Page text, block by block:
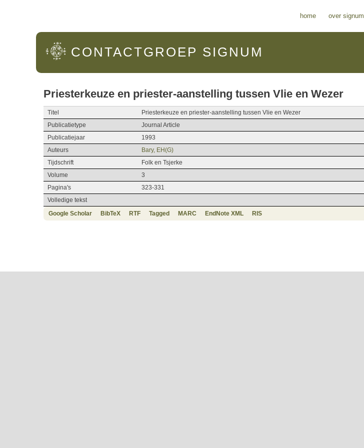
home over signum
CONTACTGROEP SIGNUM
Priesterkeuze en priester-aanstelling tussen Vlie en Wezer
Titel
Priesterkeuze en priester-aanstelling tussen Vlie en Wezer
Publicatietype
Journal Article
Publicatiejaar
1993
Auteurs
Bary, EH(G)
Tijdschrift
Folk en Tsjerke
Volume
3
Pagina's
323-331
Volledige tekst
Google Scholar
BibTeX RTF Tagged MARC EndNote XML RIS